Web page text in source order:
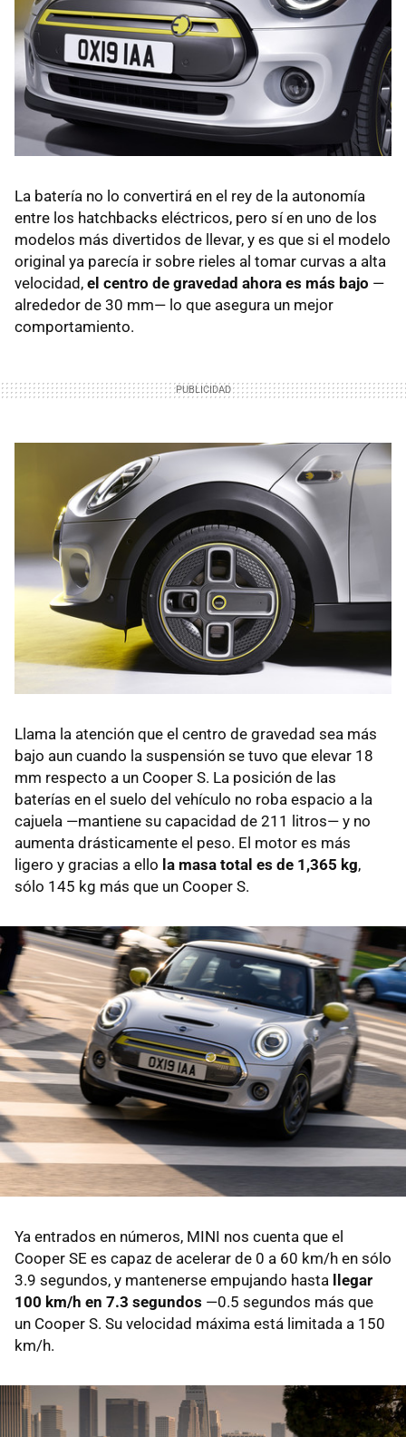
La batería no lo convertirá en el rey de la autonomía
entre los hatchbacks eléctricos, pero sí en uno de los
modelos más divertidos de llevar, y es que si el modelo
original ya parecía ir sobre rieles al tomar curvas a alta
velocidad, el centro de gravedad ahora es más bajo —
alrededor de 30 mm— lo que asegura un mejor
comportamiento.
Llama la atención que el centro de gravedad sea más
bajo aun cuando la suspensión se tuvo que elevar 18
mm respecto a un Cooper S. La posición de las
baterías en el suelo del vehículo no roba espacio a la
cajuela —mantiene su capacidad de 211 litros— y no
aumenta drásticamente el peso. El motor es más
ligero y gracias a ello la masa total es de 1,365 kg,
sólo 145 kg más que un Cooper S.
Ya entrados en números, MINI nos cuenta que el
Cooper SE es capaz de acelerar de 0 a 60 km/h en sólo
3.9 segundos, y mantenerse empujando hasta
llegar
100 km/h en 7.3 segundos —0.5 segundos más que
un Cooper S. Su velocidad máxima está limitada a 150
km/h.